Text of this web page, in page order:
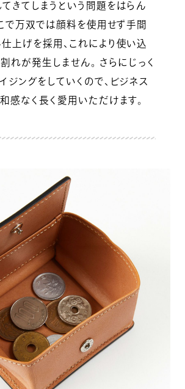
きてしまうという問題をはらん
で万双では顔料を使用せず手間
上げを採用、これにより使い込
れが発生しません。 さらにじっく
ジングをしていくので、ビジネス
感なく長く愛用いただけます。